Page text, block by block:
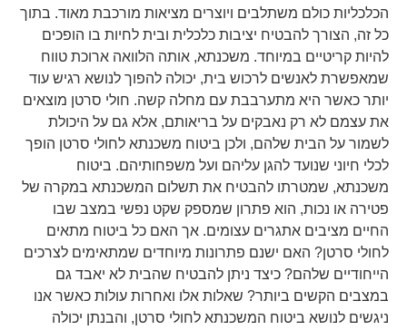
הכלכליות כולם משתלבים ויוצרים מציאות מורכבת מאוד. בתוך
כל זה, הצורך להבטיח יציבות כלכלית ובית לחיות בו הופכים
להיות קריטיים במיוחד. משכנתא, אותה הלוואה ארוכת טווח
שמאפשרת לאנשים לרכוש בית, יכולה להפוך לנושא רגיש עוד
יותר כאשר היא מתערבבת עם מחלה קשה. חולי סרטן מוצאים
את עצמם לא רק נאבקים על בריאותם, אלא גם על היכולת
לשמור על הבית שלהם, ולכן ביטוח משכנתא לחולי סרטן הופך
לכלי חיוני שנועד להגן עליהם ועל משפחותיהם. ביטוח
משכנתא, שמטרתו להבטיח את תשלום המשכנתא במקרה של
פטירה או נכות, הוא פתרון שמספק שקט נפשי במצב שבו
החיים מציבים אתגרים עצומים. אך האם כל ביטוח מתאים
לחולי סרטן? האם ישנם פתרונות מיוחדים שמתאימים לצרכים
הייחודיים שלהם? כיצד ניתן להבטיח שהבית לא יאבד גם
במצבים הקשים ביותר? שאלות אלו ואחרות עולות כאשר אנו
ניגשים לנושא ביטוח המשכנתא לחולי סרטן, והבנתן יכולה